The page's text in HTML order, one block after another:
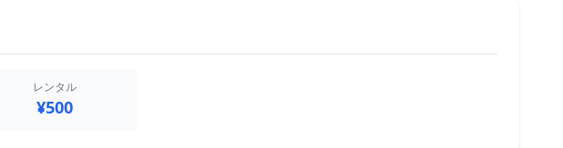
レンタル
¥500